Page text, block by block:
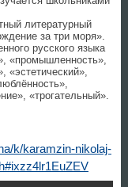
литературный
за три моря».
русского языка
«промышленность»,
«эстетический»,
«трогательный».
k/karamzin-nikolaj-